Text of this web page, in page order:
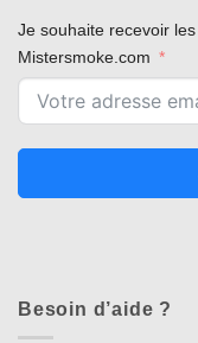
Je souhaite recevoir
Mistersmoke.com
Besoin d’aide ?